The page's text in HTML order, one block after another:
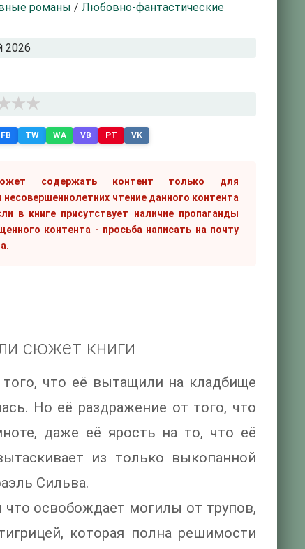
романы / Любовно-фантастические
2026
FB TW WA VB PT VK
содержать контент только для
чтение данного контента
в книге присутствует наличие пропаганды
контента - просьба написать на почту
сюжет книги
что её вытащили на кладбище
Но её раздражение от того, что
даже её ярость на то, что её
из только выкопанной
Сильва.
освобождает могилы от трупов,
которая полна решимости